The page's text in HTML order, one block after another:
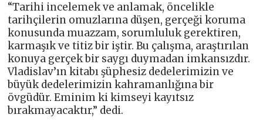
“Tarihi incelemek ve anlamak, öncelikle
tarihçilerin omuzlarına düşen, gerçeği koruma
konusunda muazzam, sorumluluk gerektiren,
karmaşık ve titiz bir iştir. Bu çalışma, araştırılan
konuya gerçek bir saygı duymadan imkansızdır.
Vladislav’ın kitabı şüphesiz dedelerimizin ve
büyük dedelerimizin kahramanlığına bir
övgüdür. Eminim ki kimseyi kayıtsız
bırakmayacaktır,” dedi.